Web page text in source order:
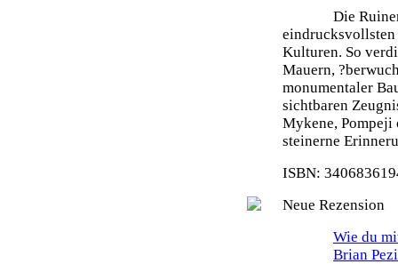
Die
eindrucksvollsten
Kulturen. So
Mauern,
monumentaler
sichtbaren
Mykene, Pompeji
steinerne
ISBN:
Neue Rezension
Wie du
Brian